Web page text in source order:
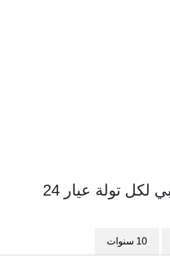
مخطط سعر الذهب في صربيا بالدينار الصربي لكل تولة عيار 24
10 سنوات